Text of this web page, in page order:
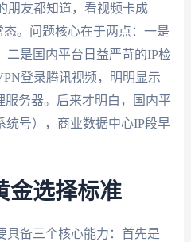
朋友都知道，看视频卡成
。问题核心在于两点：一是
二是国内平台日益严苛的IP检
登录腾讯视频，明明显示
服务器。后来才明白，国内平
统号），商业数据中心IP段早
金选择标准
具备三个核心能力：首先是